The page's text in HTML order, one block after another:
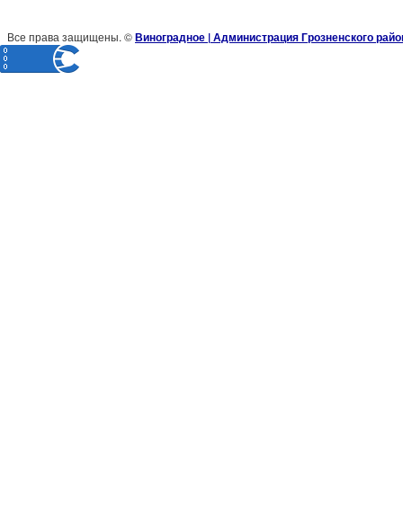
Все права защищены. ©Виноградное | Администрация Грозненского